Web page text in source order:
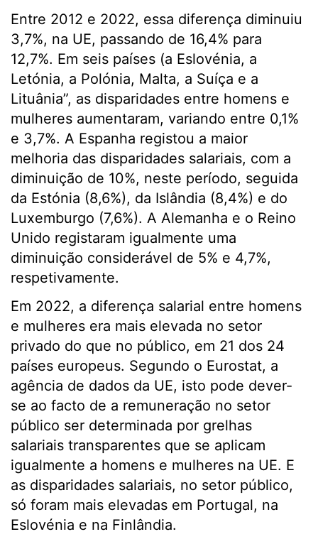
Entre 2012 e 2022, essa diferença diminuiu
3,7%, na UE, passando de 16,4% para
12,7%. Em seis países (a Eslovénia, a
Letónia, a Polónia, Malta, a Suíça e a
Lituânia”, as disparidades entre homens e
mulheres aumentaram, variando entre 0,1%
e 3,7%. A Espanha registou a maior
melhoria das disparidades salariais, com a
diminuição de 10%, neste período, seguida
da Estónia (8,6%), da Islândia (8,4%) e do
Luxemburgo (7,6%). A Alemanha e o Reino
Unido registaram igualmente uma
diminuição considerável de 5% e 4,7%,
respetivamente.
Em 2022, a diferença salarial entre homens
e mulheres era mais elevada no setor
privado do que no público, em 21 dos 24
países europeus. Segundo o Eurostat, a
agência de dados da UE, isto pode dever-
se ao facto de a remuneração no setor
público ser determinada por grelhas
salariais transparentes que se aplicam
igualmente a homens e mulheres na UE. E
as disparidades salariais, no setor público,
só foram mais elevadas em Portugal, na
Eslovénia e na Finlândia.